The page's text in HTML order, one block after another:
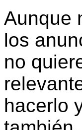
Aunque
los
no
hacerlo